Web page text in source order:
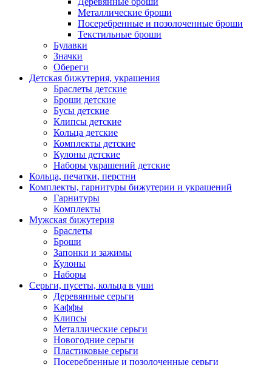
Металлические броши
Посеребренные и позолоченные броши
Текстильные броши
Булавки
Значки
Обереги
Детская бижутерия, украшения
Браслеты детские
Броши детские
Бусы детские
Клипсы детские
Кольца детские
Комплекты детские
Кулоны детские
Наборы украшений детские
Кольца, печатки, перстни
Комплекты, гарнитуры бижутерии и украшений
Гарнитуры
Комплекты
Мужская бижутерия
Браслеты
Броши
Запонки и зажимы
Кулоны
Наборы
Серьги, пусеты, кольца в уши
Деревянные серьги
Каффы
Клипсы
Металлические серьги
Новогодние серьги
Пластиковые серьги
Посеребренные и позолоченные серьги